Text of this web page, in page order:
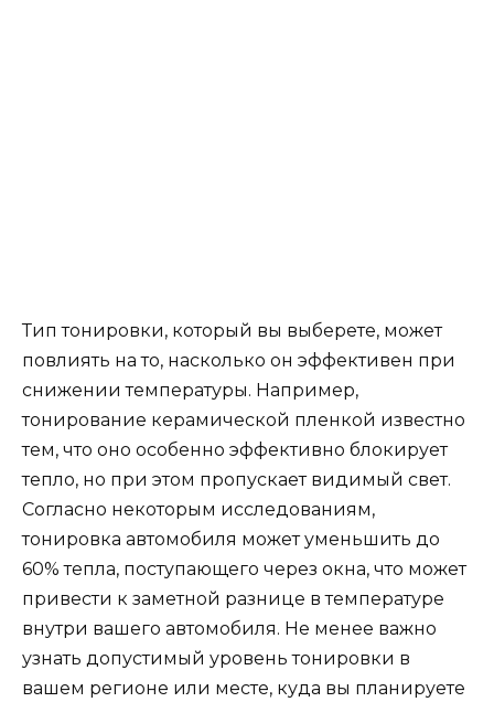
Тип тонировки, который вы выберете, может
повлиять на то, насколько он эффективен при
снижении температуры. Например,
тонирование керамической пленкой известно
тем, что оно особенно эффективно блокирует
тепло, но при этом пропускает видимый свет.
Согласно некоторым исследованиям,
тонировка автомобиля может уменьшить до
60% тепла, поступающего через окна, что может
привести к заметной разнице в температуре
внутри вашего автомобиля. Не менее важно
узнать допустимый уровень тонировки в
вашем регионе или месте, куда вы планируете